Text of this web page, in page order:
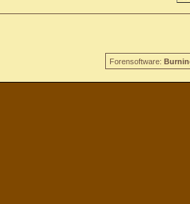
Forensoftware: